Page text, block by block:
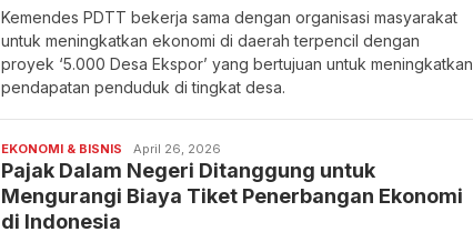
Kemendes PDTT bekerja sama dengan organisasi masyarakat
untuk meningkatkan ekonomi di daerah terpencil dengan
proyek ‘5.000 Desa Ekspor’ yang bertujuan untuk meningkatkan
pendapatan penduduk di tingkat desa.
EKONOMI & BISNIS April 26, 2026
Pajak Dalam Negeri Ditanggung untuk
Mengurangi Biaya Tiket Penerbangan Ekonomi
di Indonesia